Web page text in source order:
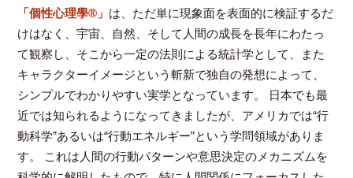
「個性心理學®」 は、ただ単に現象面を表面的に検証するだ
けはなく、宇宙、自然、そして人間の成長を長年にわたっ
て観察し、そこから一定の法則による統計学として、また
キャラクターイメージという斬新で独自の発想によって、
シンプルでわかりやすい実学となっています。 日本でも最
近では知られるようになってきましたが、アメリカでは“行
動科学”あるいは“行動エネルギー”という学問領域がありま
す。 これは人間の行動パターンや意思決定のメカニズムを